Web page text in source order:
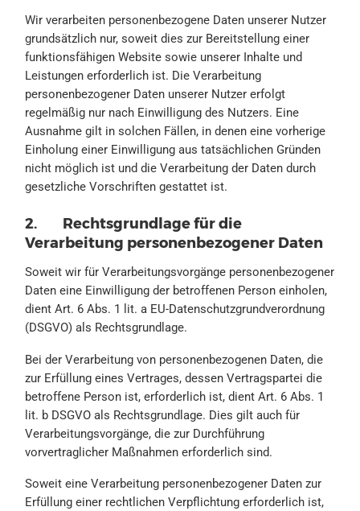
Wir verarbeiten personenbezogene Daten unserer Nutzer
grundsätzlich nur, soweit dies zur Bereitstellung einer
funktionsfähigen Website sowie unserer Inhalte und
Leistungen erforderlich ist. Die Verarbeitung
personenbezogener Daten unserer Nutzer erfolgt
regelmäßig nur nach Einwilligung des Nutzers. Eine
Ausnahme gilt in solchen Fällen, in denen eine vorherige
Einholung einer Einwilligung aus tatsächlichen Gründen
nicht möglich ist und die Verarbeitung der Daten durch
gesetzliche Vorschriften gestattet ist.
2. Rechtsgrundlage für die
Verarbeitung personenbezogener Daten
Soweit wir für Verarbeitungsvorgänge personenbezogener
Daten eine Einwilligung der betroffenen Person einholen,
dient Art. 6 Abs. 1 lit. a EU-Datenschutzgrundverordnung
(DSGVO) als Rechtsgrundlage.
Bei der Verarbeitung von personenbezogenen Daten, die
zur Erfüllung eines Vertrages, dessen Vertragspartei die
betroffene Person ist, erforderlich ist, dient Art. 6 Abs. 1
lit. b DSGVO als Rechtsgrundlage. Dies gilt auch für
Verarbeitungsvorgänge, die zur Durchführung
vorvertraglicher Maßnahmen erforderlich sind.
Soweit eine Verarbeitung personenbezogener Daten zur
Erfüllung einer rechtlichen Verpflichtung erforderlich ist,